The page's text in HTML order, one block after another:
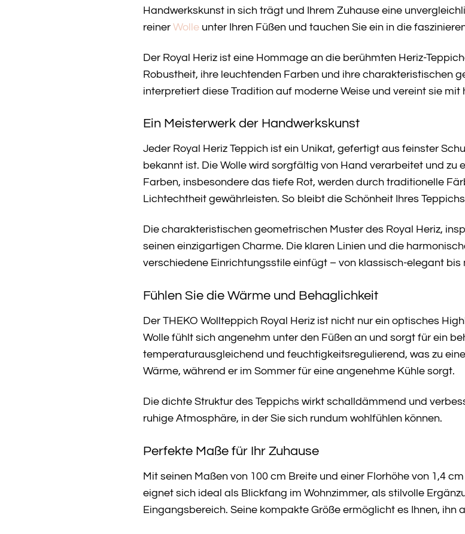
Handwerkskunst in sich trägt und Ihrem Zuhause eine
reiner Wolle unter Ihren Füßen und tauchen Sie ein in die
Der Royal Heriz ist eine Hommage an die berühmten Heriz-
Robustheit, ihre leuchtenden Farben und ihre charakteristischen
interpretiert diese Tradition auf moderne Weise und vereint sie
Ein Meisterwerk der Handwerkskunst
Jeder Royal Heriz Teppich ist ein Unikat, gefertigt aus feinster
bekannt ist. Die Wolle wird sorgfältig von Hand verarbeitet und
Farben, insbesondere das tiefe Rot, werden durch traditionelle
Lichtechtheit gewährleisten. So bleibt die Schönheit Ihres
Die charakteristischen geometrischen Muster des Royal Heriz,
seinen einzigartigen Charme. Die klaren Linien und die
verschiedene Einrichtungsstile einfügt – von klassisch-elegant
Fühlen Sie die Wärme und Behaglichkeit
Der THEKO Wollteppich Royal Heriz ist nicht nur ein optisches
Wolle fühlt sich angenehm unter den Füßen an und sorgt für ein
temperaturausgleichend und feuchtigkeitsregulierend, was zu
Wärme, während er im Sommer für eine angenehme Kühle sorgt.
Die dichte Struktur des Teppichs wirkt schalldämmend und
ruhige Atmosphäre, in der Sie sich rundum wohlfühlen können.
Perfekte Maße für Ihr Zuhause
Mit seinen Maßen von 100 cm Breite und einer Florhöhe von 1,4
eignet sich ideal als Blickfang im Wohnzimmer, als stilvolle
Eingangsbereich. Seine kompakte Größe ermöglicht es Ihnen,